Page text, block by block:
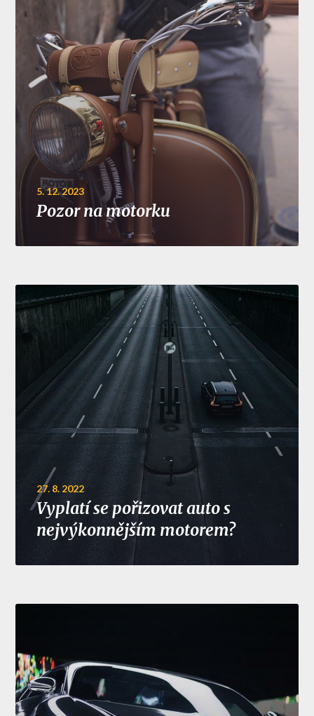
5. 12. 2023
Pozor na motorku
27. 8. 2022
Vyplatí se pořizovat auto s
nejvýkonnějším motorem?